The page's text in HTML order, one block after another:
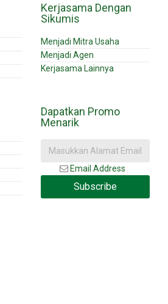
Kerjasama Dengan
Sikumis
Menjadi Mitra Usaha
Menjadi Agen
Kerjasama Lainnya
Dapatkan Promo
Menarik
Email Address
Subscribe